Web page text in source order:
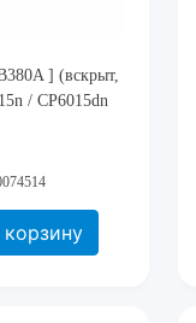
] (вскрыт,
/ CP6015dn
корзину